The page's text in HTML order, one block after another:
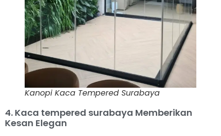
Kanopi Kaca Tempered Surabaya
4. Kaca tempered surabaya Memberikan
Kesan Elegan